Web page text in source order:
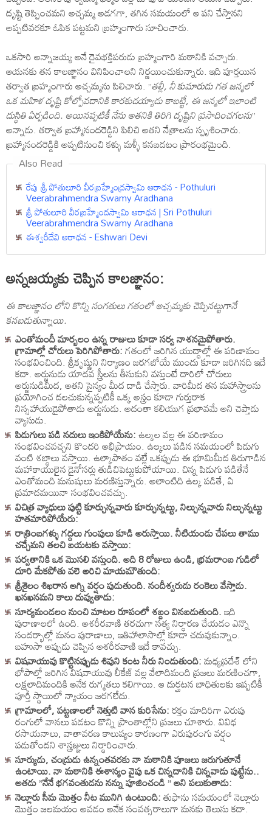
దృష్టి తెప్పించమని అచ్చమ్మ అడగగా, తగిన సమయంలో ఆ పని చేస్తానని
అప్పటివరకూ ఓపిక పట్టమని బ్రహ్మంగారు సూచించారు.
ఒకసారి అన్నాజయ్య అనే దైవభక్తిపరుడు బ్రహ్మంగారి మఠానికి వచ్చారు.
ఆయనకు తన కాలజ్ఞానం వినిపించాలని నిర్ణయించుకున్నారు. ఇది పూర్తయిన
తర్వాత బ్రహ్మంగారు అచ్చమ్మను పిలిచారు. ”తల్లీ, నీ కుమారుడు గత జన్మలో
ఒక మహిళ దృష్టి కోల్పోవడానికి కారకుడయ్యాడు కాబట్టే, ఈ జన్మలో ఇలాంటి
దుస్థితి ఏర్పడింది. అయినప్పటికీ నేను అతనికి తిరిగి దృష్టిని ప్రసాదించగలను”
అన్నాడు. తర్వాత బ్రహ్మానందరెడ్డిని పిలిచి అతని నేత్రాలను స్పృశించారు.
బ్రహ్మానందరెడ్డికి అప్పటినుంచి కళ్ళు మళ్ళీ కనబడటం ప్రారంభమైంది.
Also Read
రేపు శ్రీ పోతులూరి వీరబ్రహ్మేంద్రస్వామి ఆరాధన - Pothuluri
Veerabrahmendra Swamy Aradhana
శ్రీ పోతులూరి వీరబ్రహ్మేందస్వామి ఆరాధన | Sri Pothuluri
Veerabrahmendra Swamy Aradhana
ఈశ్వరీదేవి ఆరాధన - Eshwari Devi
అన్నజయ్యకు చెప్పిన కాలజ్ఞానం:
ఈ కాలజ్ఞానం లోని కొన్ని సంగతులు గతంలో అచ్చమ్మకు చెప్పినట్టుగానే
కనబడుతున్నాయి.
ఎంతోమందీ మార్బలం ఉన్న రాజులు కూడా సర్వ నాశనమైపోతారు.
గ్రామాల్లో చోరులు పెరిగిపోతారు:గతంలో జరిగిన యుద్ధాల్లో ఈ పరిణామం
సంభవించింది. శ్రీకృష్ణుని నిర్యాణం జరగబోయే ముందు కూడా జరిగినది ఇదే
కదా. అర్జునుడు యాదవ స్త్రీలను తీసుకుని వస్తుంటే దారిలో చోరులు
అర్జునుడిమీద, అతని సైన్యం మీద దాడి చేస్తారు. వారిమీద తన మహాస్త్రాలను
ప్రయోగించ దలచుకున్నప్పటికీ ఒక్క అస్త్రం కూడా గుర్తురాక
నిస్సహాయుడైపోతాడు అర్జునుడు. అదంతా కలియుగ ప్రభావమే అని చెప్తాడు
వ్యాసుడు.
పిడుగులు పడి నదులు ఇంకిపోయేను:ఉల్కల వల్ల ఈ పరిణామం
సంభవించవచ్చని కొందరి అభిప్రాయం. ఉల్కలు పడిన సమయంలో పిడుగు
వంటి శబ్దాలు వస్తాయి. ఉల్కాపాతం వల్లే ఒకప్పుడు ఈ భూమిమీద తిరుగాడిన
మహాకాయులైన డైనోసర్లు తుడిచిపెట్టుకుపోయాయి. చిన్న పిడుగు పడితేనే
ఎంతోమంది మనుషులు మరణిస్తున్నారు. అలాంటిది ఉల్క పడితే, ఏ
ప్రమాదమయినా సంభవించవచ్చు.
విచిత్ర వ్యాధులు పుట్టి కూర్చున్నవారు కూర్చున్నట్టు, నిల్చున్నవారు నిల్చున్నట్టు
హతమారిపోయేరు:
రాత్రింబగళ్ళు గద్దలు గుంపులు కూడి అరుస్తాయి. నీటియండు చేపలు తాము
చచ్చేమని తలచి బయటకు వస్తాయి:
పర్వతానికి ఒక మొసలి వస్తుంది. అది 8 రోజులు ఉండి, భ్రమరాంబ గుడిలో
దూరి మేకపోతు వలె అరిచి మాయమౌతుంది:
శ్రీశైలం శిఖరాన అగ్ని వర్షం పుడుతుంది. నందీశ్వరుడు రంకెలు వేస్తాడు.
ఖనఖనమని కాలు దువ్వుతాడు:
సూర్యమండలం నుంచి మాటల రూపంలో శబ్దం వినబడుతుంది.ఇది
పురాణాలలో ఉంది. అశరీరవాణి తరచుగా సత్య నిర్ధారణ చేయడం ఎన్నొ
సందర్భాల్లో మనం పురాణాలు, ఇతిహాలాసాల్లో కూడా చదువుకున్నాం.
బహుసా అప్పుడు చెప్పిన అశరీరవాణి ఇదే కావచ్చు.
విషవాయువు కొట్టినప్పుడు శివుని కంట నీరు నిండుతుంది:మధ్యప్రదేశ్ లోని
భోపాల్లో జరిగిన విషవాయువు లీకేజ్ వల్ల వేలాదిమంది ప్రజలు మరణించగా,
లక్షలాదిమందికి అనేక రుగ్మతలు కలిగాయి. ఆ దుర్ఘటన బాధితులకు ఇప్పటికీ
పూర్తీ స్థాయిలో న్యాయం జరగలేదు.
గ్రామాలలో, పట్టణాలలో నెత్తుటి వాన కురిసేను:రక్తం మాదిరిగా ఎరుపు
రంగులో వానలు పడటం కొన్ని ప్రాంతాల్లోని ప్రజలు చూశారు. వివిధ
రసాయనాలు, వాతావరణ కాలుష్యం కారణంగా ఎరుపురంగు వర్షం
పడుతోందని శాస్త్రజ్ఞులు నిర్ధారించారు.
సూర్యుడు, చంద్రుడు ఉన్నంతవరకు నా మఠానికి పూజలు జరుగుతూనే
ఉంటాయి. నా మఠానికి ఈశాన్యం వైపు ఒక చిన్నదానికి చిన్నవాడు పుట్టేను..
అతడు ”నేనే భగవంతుడను నన్ను పూజించండి ” అని పలుకుతాడు:
నెల్లూరు సీమ మొత్తం నీట మునిగి ఉంటుంది:తుఫాను సమయంలో నెల్లూరు
మొత్తం జలమయం అవడం అనేక సంవత్సరాలుగా మనకు తెలుసు కదా.